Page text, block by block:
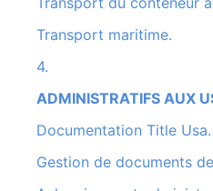
Transport maritime.
4.
ADMINISTRATIFS AUX
Documentation Title Usa.
Gestion de documents